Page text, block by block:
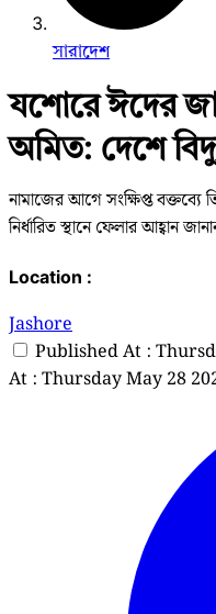
সারাদেশ
যশোরে ঈদের
অমিত: দেশে
নামাজের আগে সংক্ষিপ্ত বক্তব্যে
নির্ধারিত স্থানে ফেলার আহ্বান
Location :
Jashore
Published At :
At : Thursday May 28